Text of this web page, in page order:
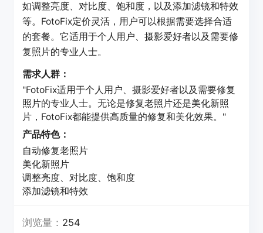
如调整亮度、对比度、饱和度，以及添加滤镜和特效
等。FotoFix定价灵活，用户可以根据需要选择合适
的套餐。它适用于个人用户、摄影爱好者以及需要修
复照片的专业人士。
需求人群：
"FotoFix适用于个人用户、摄影爱好者以及需要修复
照片的专业人士。无论是修复老照片还是美化新照
片，FotoFix都能提供高质量的修复和美化效果。"
产品特色：
自动修复老照片
美化新照片
调整亮度、对比度、饱和度
添加滤镜和特效
浏览量： 254